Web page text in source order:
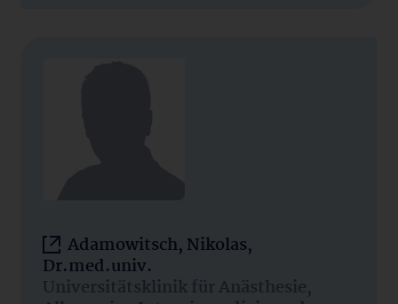
Adamowitsch, Nikolas,
Dr.med.univ.
Universitätsklinik für Anästhesie,